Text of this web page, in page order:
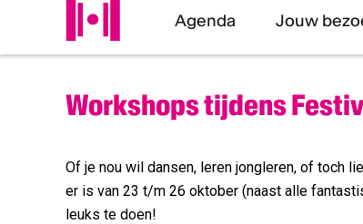
Agenda Jouw
Workshops tijdens
Of je nou wil dansen, leren jongleren, of toch
er is van 23 t/m 26 oktober (naast alle
leuks te doen!